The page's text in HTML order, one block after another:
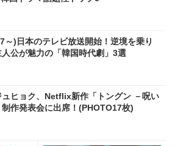
～)日本のテレビ放送開始！逆境を乗り
人公が魅力の「韓国時代劇」3選
ュヒョク、Netflix新作「トングン －呪い
作発表会に出席！(PHOTO17枚)